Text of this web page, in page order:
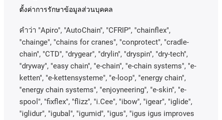
ตั้งค่าการรักษาข้อมูลส่วนบุคคล
คําว่า "Apiro", "AutoChain", "CFRIP", "chainflex",
"chainge", "chains for cranes", "conprotect", "cradle-
chain", "CTD", "drygear", "drylin", "dryspin", "dry-tech",
"dryway", "easy chain", "e-chain", "e-chain systems", "e-
ketten", "e-kettensysteme", "e-loop", "energy chain",
"energy chain systems", "enjoyneering", "e-skin", "e-
spool", "fixflex", "flizz", "i.Cee", "ibow", "igear", "iglide",
"iglidur", "igubal", "igumid", "igus", "igus igus improves